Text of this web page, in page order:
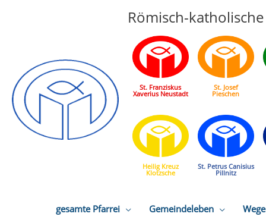
Römisch-
St. Franziskus
Xaverius Neustadt
St. Josef
Pieschen
Heilig Kreuz
Klotzsche
St. Petrus Canisius
Pillnitz
gesamte Pfarrei Gemeindeleben